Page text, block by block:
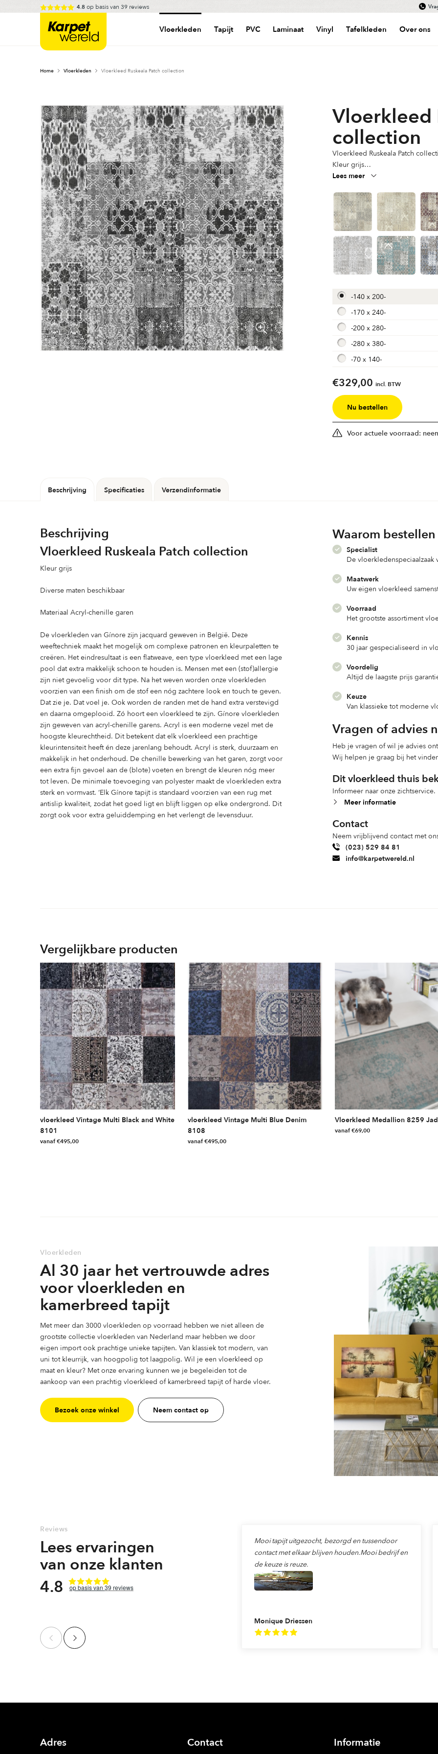
to
4.8 op basis van 39 reviews
Karpetwereld Vloerkleden Tapijt PVC Laminaat Vinyl Tafelkleden Over ons
Home Vloerkleden Vloerkleed Ruskeala Patch collection
Vloerkleed
collection
Vloerkleed Ruskeala Patch
Kleur grijs
Diverse maten beschikbaar
Lees meer
-140 x 200-
-170 x 240-
-200 x 280-
-280 x 380-
-70 x 140-
€329,00 incl. BTW
Nu bestellen
Voor actuele voorraad:
Beschrijving Specificaties Verzendinformatie
Beschrijving
Vloerkleed Ruskeala Patch collection
Kleur grijs
Diverse maten beschikbaar
Materiaal Acryl-chenille garen
De vloerkleden van Gínore zijn jacquard geweven in België. Deze
weeftechniek maakt het mogelijk om complexe patronen en kleurpaletten te
creëren. Het eindresultaat is een flatweave, een type vloerkleed met een lage
pool dat extra makkelijk schoon te houden is. Mensen met een (stof)allergie
zijn niet gevoelig voor dit type. Na het weven worden onze vloerkleden
voorzien van een finish om de stof een nóg zachtere look en touch te geven.
Dat zie je. Dat voel je. Ook worden de randen met de hand extra verstevigd
en daarna omgeplooid. Zó hoort een vloerkleed te zijn. Gínore vloerkleden
zijn geweven van acryl-chenille garens. Acryl is een moderne vezel met de
hoogste kleurechtheid. Dit betekent dat elk vloerkleed een prachtige
kleurintensiteit heeft én deze jarenlang behoudt. Acryl is sterk, duurzaam en
makkelijk in het onderhoud. De chenille bewerking van het garen, zorgt voor
een extra fijn gevoel aan de (blote) voeten en brengt de kleuren nóg meer
tot leven. De minimale toevoeging van polyester maakt de vloerkleden extra
sterk en vormvast. ‘Elk Gínore tapijt is standaard voorzien van een rug met
antislip kwaliteit, zodat het goed ligt en blijft liggen op elke ondergrond. Dit
zorgt ook voor extra geluiddemping en het verlengt de levensduur.
Waarom
Specialist
De vloerkledenspeciaalzaak
Maatwerk
Uw eigen vloerkleed
Voorraad
Het grootste assortiment
Kennis
30 jaar gespecialiseerd in
Voordelig
Altijd de laagste prijs
Keuze
Van klassieke tot moderne
Vragen of advies
Heb je vragen of wil je advies
Wij helpen je graag bij het
Dit vloerkleed thuis
Informeer naar onze zichtservice.
Meer informatie
Contact
Neem vrijblijvend contact met
(023) 529 84 81
info@karpetwereld.nl
Vergelijkbare producten
vloerkleed Vintage Multi Black and White
8101
vanaf€495,00
worden
op
de
productpagina
vloerkleed Vintage Multi Blue Denim
8108
vanaf€495,00
de
Vloerkleed Medallion 8259
vanaf€69,00
Vloerkleden
Al 30 jaar het vertrouwde adres
voor vloerkleden en
kamerbreed tapijt
Met meer dan 3000 vloerkleden op voorraad hebben we niet alleen de
grootste collectie vloerkleden van Nederland maar hebben we door
eigen import ook prachtige unieke tapijten. Van klassiek tot modern, van
uni tot kleurrijk, van hoogpolig tot laagpolig. Wil je een vloerkleed op
maat en kleur? Met onze ervaring kunnen we je begeleiden tot de
aankoop van een prachtig vloerkleed of kamerbreed tapijt of harde vloer.
Bezoek onze winkel Neem contact op
Reviews
Lees ervaringen
van onze klanten
4.8
39 reviews
Monique Driessen
Mooi tapijt uitgezocht, bezorgd en tussendoor
contact met elkaar blijven houden.Mooi bedrijf en
de keuze is reuze.
Adres Contact Informatie